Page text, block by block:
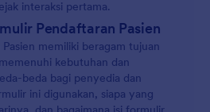
interaksi pertama.
Pendaftaran Pasien
memiliki beragam tujuan
kebutuhan dan
beda bagi penyedia dan
ini digunakan, siapa yang